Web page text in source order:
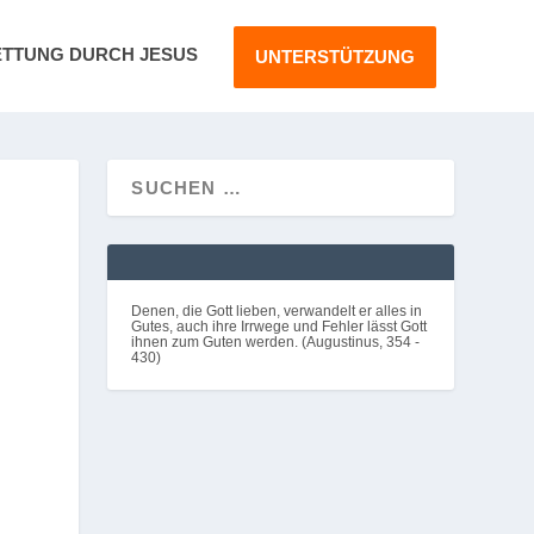
DURCH JESUS UNTERSTÜTZUNG
Denen, die Gott lieben, verwandelt er alles in
Gutes, auch ihre Irrwege und Fehler lässt Gott
ihnen zum Guten werden. (Augustinus, 354 -
430)